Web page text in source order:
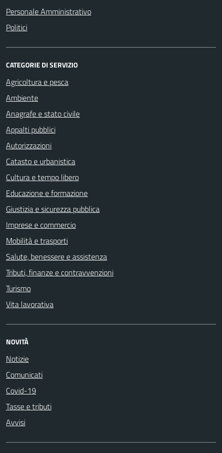
Personale Amministrativo
Politici
CATEGORIE DI SERVIZIO
Agricoltura e pesca
Ambiente
Anagrafe e stato civile
Appalti pubblici
Autorizzazioni
Catasto e urbanistica
Cultura e tempo libero
Educazione e formazione
Giustizia e sicurezza pubblica
Imprese e commercio
Mobilità e trasporti
Salute, benessere e assistenza
Tributi, finanze e contravvenzioni
Turismo
Vita lavorativa
NOVITÀ
Notizie
Comunicati
Covid-19
Tasse e tributi
Avvisi